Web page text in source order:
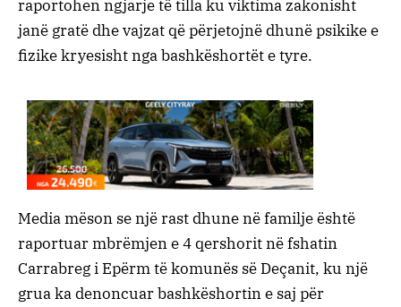
raportohen ngjarje të tilla ku viktima zakonisht
janë gratë dhe vajzat që përjetojnë dhunë psikike e
fizike kryesisht nga bashkëshortët e tyre.
Media mëson se një rast dhune në familje është
raportuar mbrëmjen e 4 qershorit në fshatin
Carrabreg i Epërm të komunës së Deçanit, ku një
grua ka denoncuar bashkëshortin e saj për